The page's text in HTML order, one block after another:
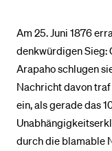
Am 25. Juni 1876
denkwürdigen Sieg:
Arapaho schlugen
Nachricht davon
ein, als gerade das
durch die blamable